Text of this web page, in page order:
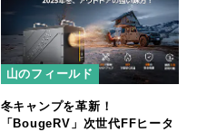
山のフィールド
冬キャンプを革新！
「BougeRV」次世代FFヒータ